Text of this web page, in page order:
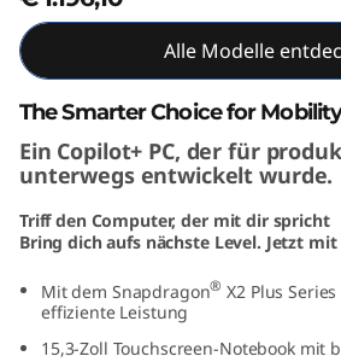
n
a
p
d
Alle Modelle
The Smarter Choice for
Ein Copilot+ PC, der für
unterwegs entwickelt wurde.
Triff den Computer, der mit dir spricht
Bring dich aufs nächste Level. Jetzt mit
Mit dem Snapdragon® X2 Plus
effiziente Leistung
15,3-Zoll Touchscreen-Notebook mit